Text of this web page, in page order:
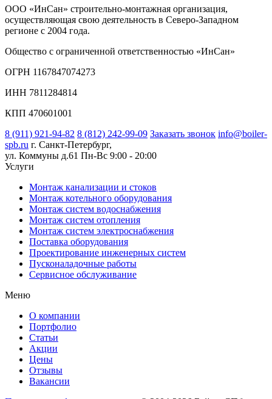
ООО «ИнСан» строительно-монтажная организация,
осуществляющая свою деятельность в Северо-Западном
регионе с 2004 года.
Общество с ограниченной ответственностью «ИнСан»
ОГРН 1167847074273
ИНН 7811284814
КПП 470601001
8 (911) 921-94-82 8 (812) 242-99-09 Заказать звонок info@boiler-
spb.ru г. Санкт-Петербург,
ул. Коммуны д.61 Пн-Вс 9:00 - 20:00
Услуги
Монтаж канализации и стоков
Монтаж котельного оборудования
Монтаж систем водоснабжения
Монтаж систем отопления
Монтаж систем электроснабжения
Поставка оборудования
Проектирование инженерных систем
Пусконаладочные работы
Сервисное обслуживание
Меню
О компании
Портфолио
Статьи
Акции
Цены
Отзывы
Вакансии